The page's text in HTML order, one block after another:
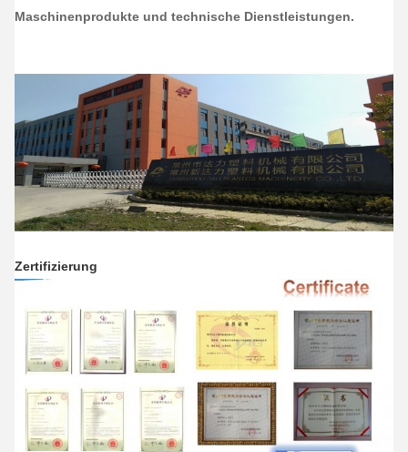
Maschinenprodukte und technische Dienstleistungen.
Zertifizierung